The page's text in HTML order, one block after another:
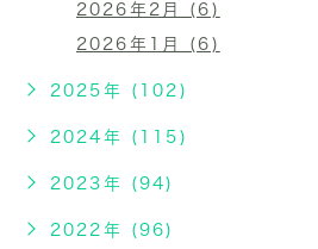
2026年2月 (6)
2026年1月 (6)
2025年 (102)
2024年 (115)
2023年 (94)
2022年 (96)